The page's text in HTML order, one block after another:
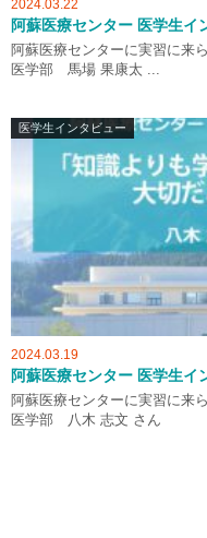
2024.03.22
阿蘇医療センター 医学生イ
阿蘇医療センターに実習に
医学部 馬場 果康太 ...
医学生インタビュー
2024.03.19
阿蘇医療センター 医学生イ
阿蘇医療センターに実習に
医学部 八木 志文 さん